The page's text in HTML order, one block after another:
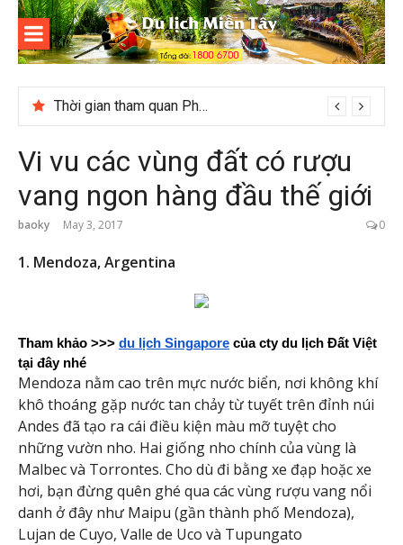
Skip
content
Du lịch
Miền Tây
Thời gian tham quan Phong Nha Kẻ Bàng
Vi vu các vùng đất có rượu
vang ngon hàng đầu thế giới
baoky May 3, 2017 0
1. Mendoza, Argentina
Tham khảo >>> du lịch Singapore của cty du lịch Đất Việt
tại đây nhé
Mendoza nằm cao trên mực nước biển, nơi không khí
khô thoáng gặp nước tan chảy từ tuyết trên đỉnh núi
Andes đã tạo ra cái điều kiện màu mỡ tuyệt cho
những vườn nho. Hai giống nho chính của vùng là
Malbec và Torrontes. Cho dù đi bằng xe đạp hoặc xe
hơi, bạn đừng quên ghé qua các vùng rượu vang nổi
danh ở đây như Maipu (gần thành phố Mendoza),
Lujan de Cuyo, Valle de Uco và Tupungato